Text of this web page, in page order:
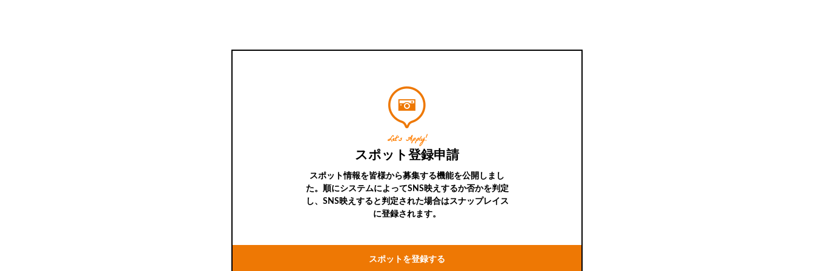
Let’s Apply!
スポット登録申請
スポット情報を皆様から募集する機能を公開しまし
た。順にシステムによってSNS映えするか否かを判定
し、SNS映えすると判定された場合はスナップレイス
に登録されます。
スポットを登録する